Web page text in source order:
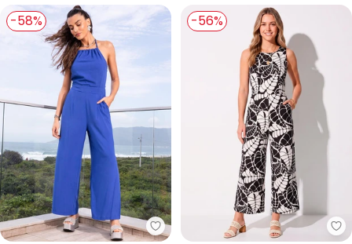
-58%
Quintess - Macacão (Azul
-56%